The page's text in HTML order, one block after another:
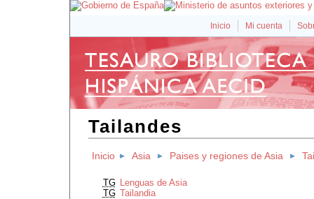
Inicio Mi cuenta
Tailandes
Inicio Asia Paises y regiones de Asia
TG Lenguas de Asia
TG Tailandia